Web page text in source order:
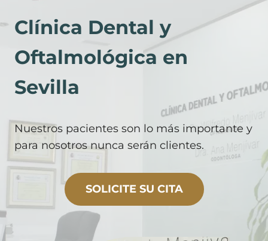
Clínica Dental y
Oftalmológica en
Sevilla
Nuestros pacientes son lo más importante y
para nosotros nunca serán clientes.
SOLICITE SU CITA